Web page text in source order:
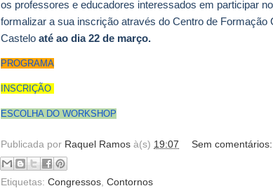
os professores e educadores interessados em participar
formalizar a sua inscrição através do Centro de Formação
Castelo até ao dia 22 de março.
PROGRAMA
INSCRIÇÃO
ESCOLHA DO WORKSHOP
Publicada por Raquel Ramos à(s) 19:07 Sem comentários:
Etiquetas: Congressos, Contornos